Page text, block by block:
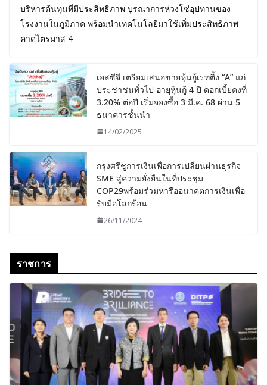
บริหารต้นทุนที่มีประสิทธิภาพ บูรณาการห่วงโซ่อุปทานของ
โรงงานในภูมิภาค พร้อมนำเทคโนโลยีมาใช้เพิ่มประสิทธิภาพ
คาดไตรมาส 4
เอสซีจี เตรียมเสนอขายหุ้นกู้เรทติ้ง “A” แก่
ประชาชนทั่วไป อายุหุ้นกู้ 4 ปี ดอกเบี้ยคงที่
3.20% ต่อปี เริ่มจองซื้อ 3 มี.ค. 68 ผ่าน 5
ธนาคารชั้นนำ
14/02/2025
กรุงศรีชูการเงินเพื่อการเปลี่ยนผ่านธุรกิจ
SME สู่ความยั่งยืนในที่ประชุม
COP29พร้อมร่วมหารืออนาคตการเงินเพื่อ
รับมือโลกร้อน
26/11/2024
ราชการ